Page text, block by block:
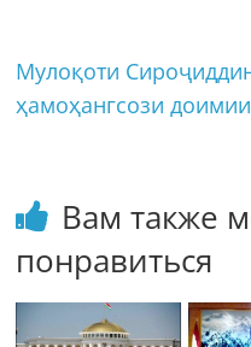
Мулоқоти
ҳамоҳангсози
Вам также
понравиться